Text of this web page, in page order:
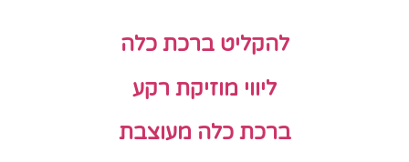
להקליט ברכת כלה
ליווי מוזיקת רקע
ברכת כלה מעוצבת